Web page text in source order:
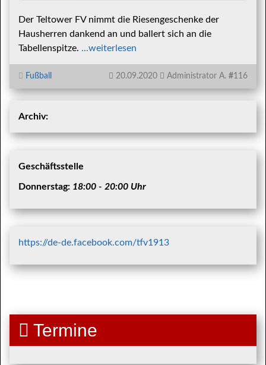
Der Teltower FV nimmt die Riesengeschenke der
Hausherren dankend an und ballert sich an die
Tabellenspitze. ...weiterlesen
Fußball 20.09.2020 Administrator A. #116
Archiv:
Geschäftsstelle
Donnerstag: 18:00 - 20:00 Uhr
https://de-de.facebook.com/tfv1913
Termine